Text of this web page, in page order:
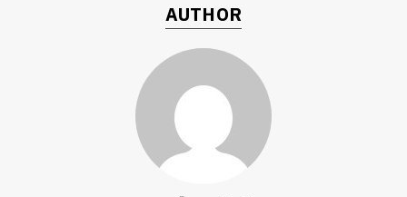
AUTHOR